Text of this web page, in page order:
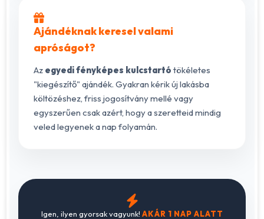
Ajándéknak keresel valami
apróságot?
Az egyedi fényképes kulcstartó tökéletes
"kiegészítő" ajándék. Gyakran kérik új lakásba
költözéshez, friss jogosítvány mellé vagy
egyszerűen csak azért, hogy a szeretteid mindig
veled legyenek a nap folyamán.
Igen, ilyen gyorsak vagyunk! AKÁR 1 NAP ALATT